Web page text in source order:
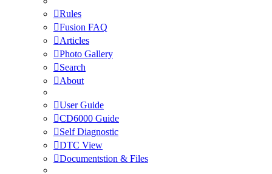
Rules
Fusion FAQ
Articles
Photo Gallery
Search
About
User Guide
CD6000 Guide
Self Diagnostic
DTC View
Documentstion & Files